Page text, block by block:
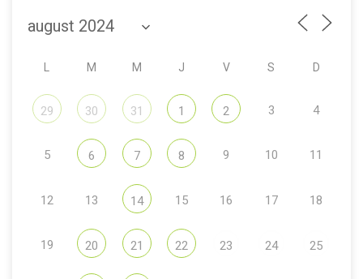
M M J V S D
29 30 31 1 2 3 4
5 6 7 8 9 10 11
12 13 14 15 16 17 18
19 20 21 22 23 24 25